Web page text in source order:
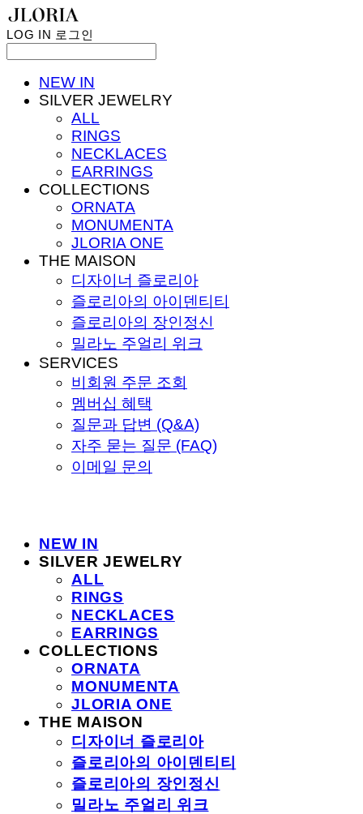
LOG IN 로그인
NEW IN
SILVER JEWELRY
ALL
RINGS
NECKLACES
EARRINGS
COLLECTIONS
ORNATA
MONUMENTA
JLORIA ONE
THE MAISON
디자이너 즐로리아
즐로리아의 아이덴티티
즐로리아의 장인정신
밀라노 주얼리 위크
SERVICES
비회원 주문 조회
멤버십 혜택
질문과 답변 (Q&A)
자주 묻는 질문 (FAQ)
이메일 문의
NEW IN
SILVER JEWELRY
ALL
RINGS
NECKLACES
EARRINGS
COLLECTIONS
ORNATA
MONUMENTA
JLORIA ONE
THE MAISON
디자이너 즐로리아
즐로리아의 아이덴티티
즐로리아의 장인정신
밀라노 주얼리 위크